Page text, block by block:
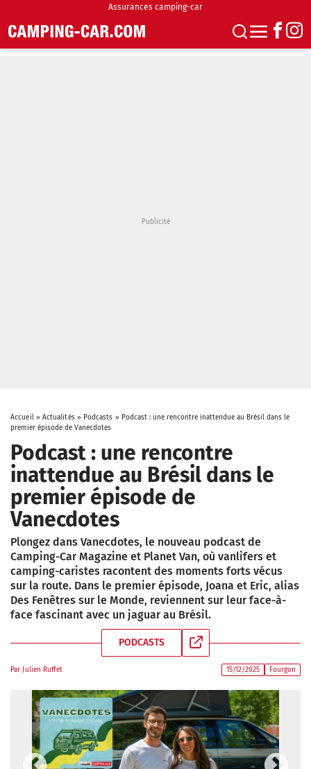
Assurances camping-car
Accueil» Actualités» Podcasts » Podcast : une rencontre inattendue au Brésil dans le
premier épisode de Vanecdotes
Podcast : une rencontre
inattendue au Brésil dans le
premier épisode de
Vanecdotes
Plongez dans Vanecdotes, le nouveau podcast de
Camping-Car Magazine et Planet Van, où vanlifers et
camping-caristes racontent des moments forts vécus
sur la route. Dans le premier épisode, Joana et Eric, alias
Des Fenêtres sur le Monde, reviennent sur leur face-à-
face fascinant avec un jaguar au Brésil.
PODCASTS
Par Julien Ruffet 15/12/2025 Fourgon